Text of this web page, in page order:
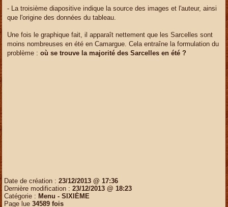
- La troisième diapositive indique la source des images et l'auteur, ainsi
que l'origine des données du tableau.
Une fois le graphique fait, il apparaît nettement que les Sarcelles sont
moins nombreuses en été en Camargue. Cela entraîne la formulation du
problème : où se trouve la majorité des Sarcelles en été ?
Date de création : 23/12/2013 @ 17:36
Dernière modification : 23/12/2013 @ 18:23
Catégorie : Menu - SIXIÈME
Page lue 34589 fois